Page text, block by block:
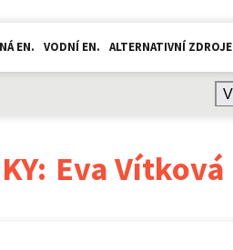
EN. VODNÍ EN. ALTERNATIVNÍ ZDROJE
Eva Vítková